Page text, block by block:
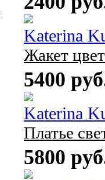
Katerina
Жакет
5400
Katerina
Платье
5800